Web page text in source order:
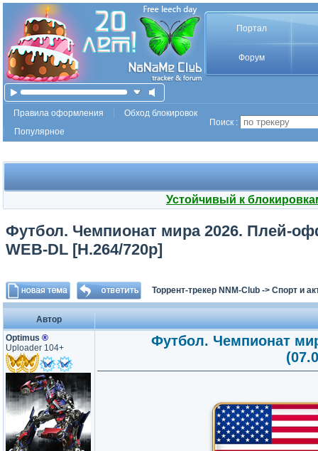
Портал
Форум
Правила оформления
Обход блокировок
Популярное
Поиск :
Устойчивый к
Футбол. Чемпионат мира 2026. Плей-
WEB-DL [H.264/720p]
Торрент-трекер NNM-Club -> Спорт и
Автор
Optimus ®
Uploader 104+
Футбол. Чемпионат